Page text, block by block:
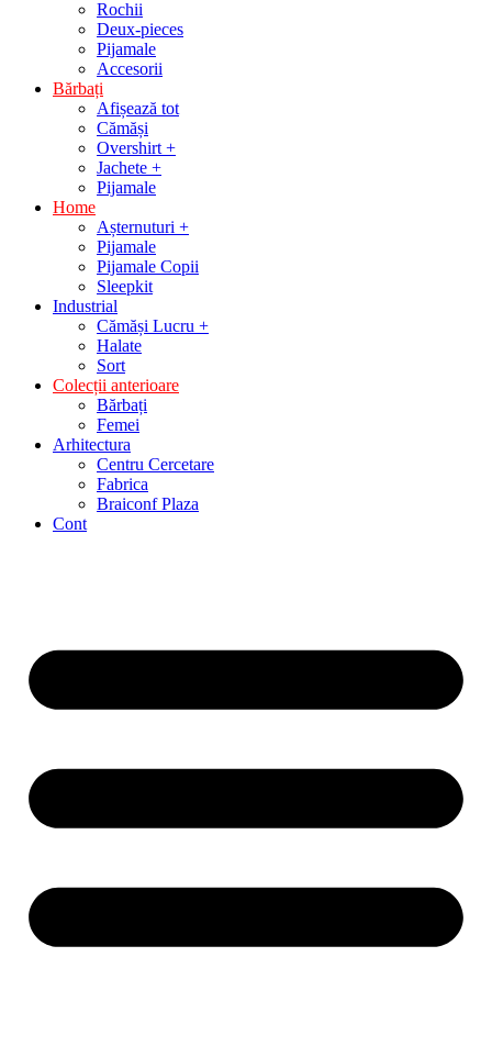
Rochii
Deux-pieces
Pijamale
Accesorii
Bărbați
Afișează tot
Cămăși
Overshirt +
Jachete +
Pijamale
Home
Așternuturi +
Pijamale
Pijamale Copii
Sleepkit
Industrial
Cămăși Lucru +
Halate
Sort
Colecții anterioare
Bărbați
Femei
Arhitectura
Centru Cercetare
Fabrica
Braiconf Plaza
Cont